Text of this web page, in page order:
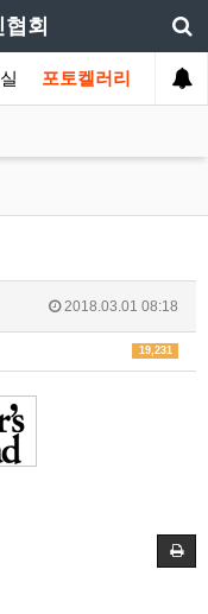
회
포토켈러리
2018.03.01 08:18
19,231